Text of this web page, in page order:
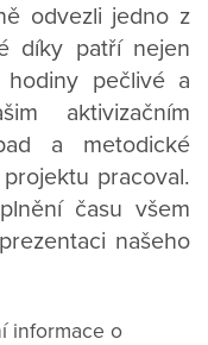
odvezli jedno z
díky patří nejen
pečlivé a
aktivizačním
a metodické
pracoval.
času všem
našeho
informace o